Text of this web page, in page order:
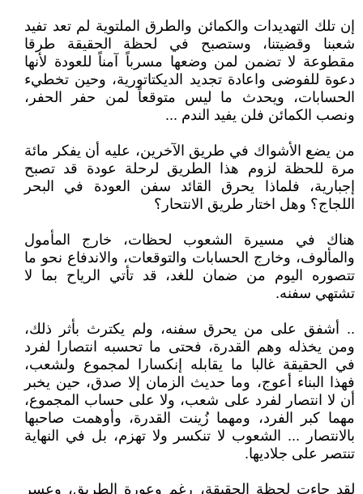
إن تلك التهديدات والكمائن والطرق الملتوية لم تعد تفيد
شعبنا وقضيتنا، وستصبح في لحظة الحقيقة طرقا
مقطوعة لا تضمن لمن وضعها مسرباً آمناً للعودة لأنها
دعوة للفوضى واعادة تجديد الديكتاتورية، وحين تخطيء
الحسابات، ويحدث ما ليس متوقعاً لمن حفر الحفر،
ونصب الكمائن فلن يفيد الندم ...
من يضع الأشواك في طريق الآخرين، عليه أن يفكر مائة
مرة للحظة لزوم هذا الطريق لرحلة عودة قد تصبح
إجبارية، فلماذا يحرق القائد سفن العودة في البحر
اللجاج؟ وهل اختار طريق الانتحار؟
هناك في مسيرة الشعوب لحظات، خارج المأمول
والمألوف، وخارج الحسابات والتوقعات، والاندفاع نحو ما
تتصوره اليوم من ضمان للغد، قد تأتي الرياح بما لا
تشتهي سفنه.
.. أشفق على من يحرق سفنه، ولم يكترث بأثر ذلك،
ومن يخذله وهم القدرة، فحتى ما تحسبه انتصارا لفرد
في الحقيقة غالبا ما يقابله إنكسارا لمجموع ولشعب،
فهذا البناء أعوج، وما حديث الزمان إلا صدق، حين يخبر
أن لا انتصار لفرد على شعب، ولا على حساب المجموع،
مهما كبر الفرد، ومهما زُينت القدرة، وأوهمت صاحبها
بالانتصار ... الشعوب لا تنكسر ولا تهزم، بل في النهاية
تنتصر على جلاديها.
لقد جاءت لحظة الحقيقة، رغم وعورة الطريق، وعسر